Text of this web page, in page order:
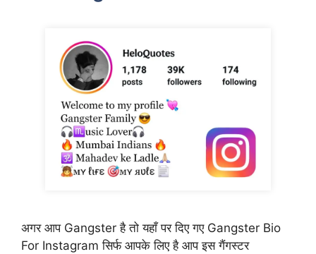
अगर आप Gangster है तो यहाँ पर दिए गए Gangster Bio
For Instagram सिर्फ आपके लिए है आप इस गैंगस्टर